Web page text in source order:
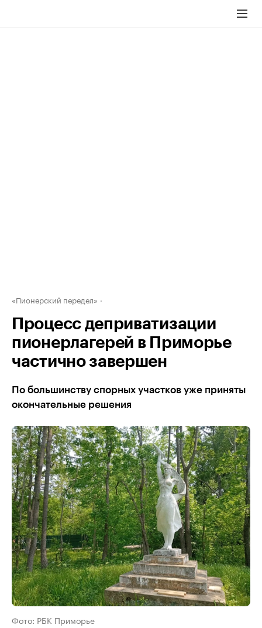
«Пионерский передел»
Процесс деприватизации
пионерлагерей в Приморье
частично завершен
По большинству спорных участков уже приняты
окончательные решения
Фото: РБК Приморье